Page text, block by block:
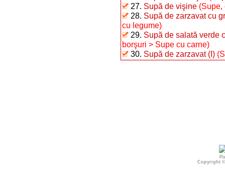
27. Supă de vişine (Supe,
28. Supă de zarzavat cu
cu legume)
29. Supă de salată verde
borşuri > Supe cu carne)
30. Supă de zarzavat (I)
Copyright